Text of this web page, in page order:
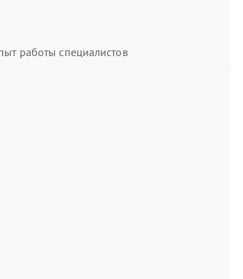
работы специалистов